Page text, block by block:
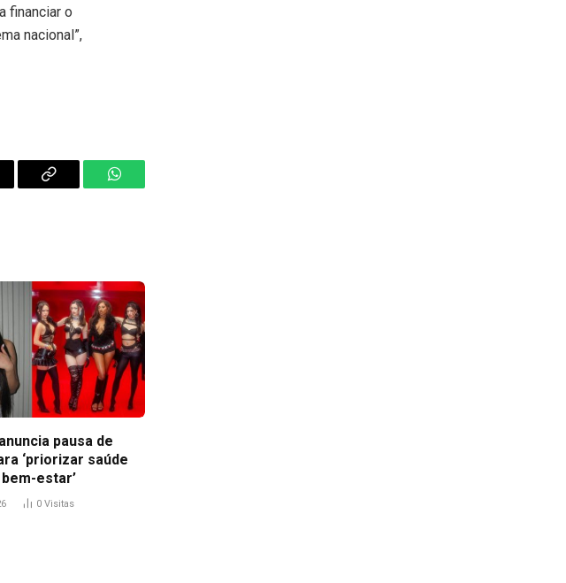
financiar o
nacional”,
Copy
WhatsApp
pausa de
‘priorizar saúde
estar’
0 Visitas